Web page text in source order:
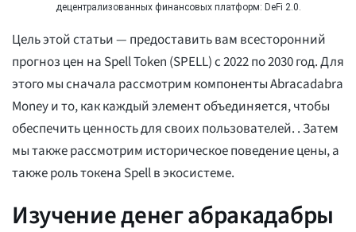
децентрализованных финансовых платформ: DeFi 2.0.
Цель этой статьи — предоставить вам всесторонний
прогноз цен на Spell Token (SPELL) с 2022 по 2030 год. Для
этого мы сначала рассмотрим компоненты Abracadabra
Money и то, как каждый элемент объединяется, чтобы
обеспечить ценность для своих пользователей. . Затем
мы также рассмотрим историческое поведение цены, а
также роль токена Spell в экосистеме.
Изучение денег абракадабры